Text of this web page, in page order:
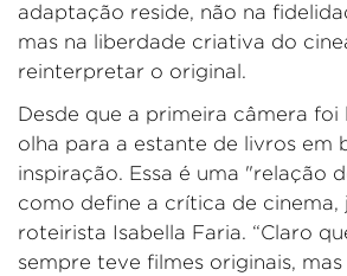
adaptação reside, não na
mas na liberdade criativa do
reinterpretar o original .
Desde que a primeira câmera foi
olha para a estante de livros em
inspiração. Essa é uma "relação
como define a crítica de cinema,
roteirista Isabella Faria. “Claro
sempre teve filmes originais,